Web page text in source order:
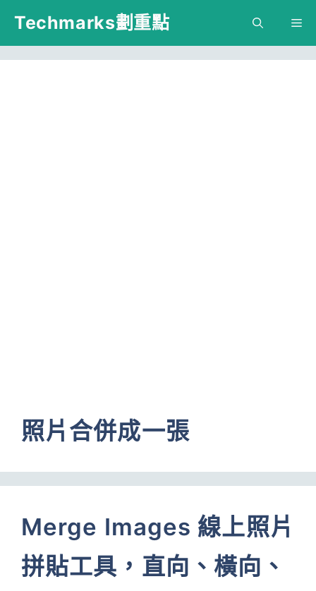
跳
主
Techmarks劃重點
照片合併成一張
Merge Images 線上照片
拼貼工具，直向、橫向、